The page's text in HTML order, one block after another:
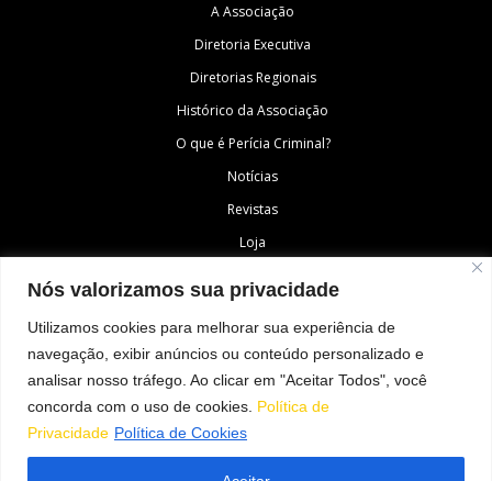
Nós valorizamos sua privacidade
Utilizamos cookies para melhorar sua experiência de
navegação, exibir anúncios ou conteúdo personalizado e
analisar nosso tráfego. Ao clicar em "Aceitar Todos", você
concorda com o uso de cookies. Política de
Privacidade Política de Cookies
A Associação
Diretoria Executiva
Diretorias Regionais
Histórico da Associação
O que é Perícia Criminal?
Notícias
Revistas
Loja
SIGA-NOS